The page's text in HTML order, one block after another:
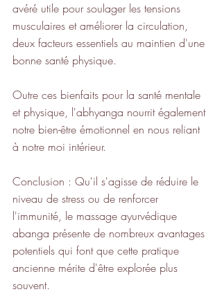
avéré utile pour soulager les tensions
musculaires et améliorer la circulation,
deux facteurs essentiels au maintien d'une
bonne santé physique.
Outre ces bienfaits pour la santé mentale
et physique, l'abhyanga nourrit également
notre bien-être émotionnel en nous reliant
à notre moi intérieur.
Conclusion : Qu'il s'agisse de réduire le
niveau de stress ou de renforcer
l'immunité, le massage ayurvédique
abanga présente de nombreux avantages
potentiels qui font que cette pratique
ancienne mérite d'être explorée plus
souvent.